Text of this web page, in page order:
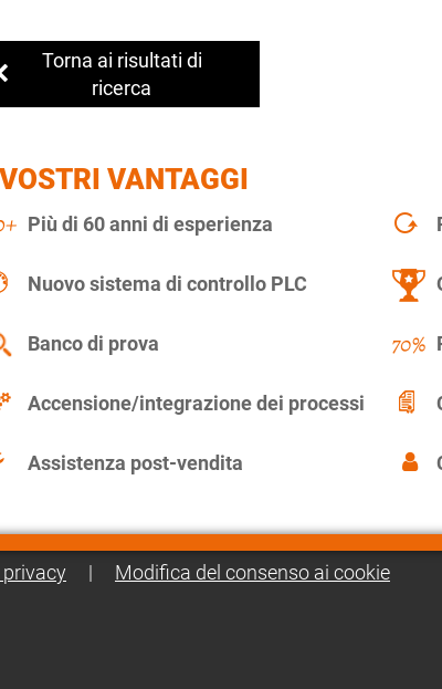
Torna ai risultati di
ricerca
VANTAGGI
Più di 60 anni di esperienza
Nuovo sistema di controllo PLC
Banco di prova
Accensione/integrazione dei processi
Assistenza post-vendita
| Modifica del consenso ai cookie